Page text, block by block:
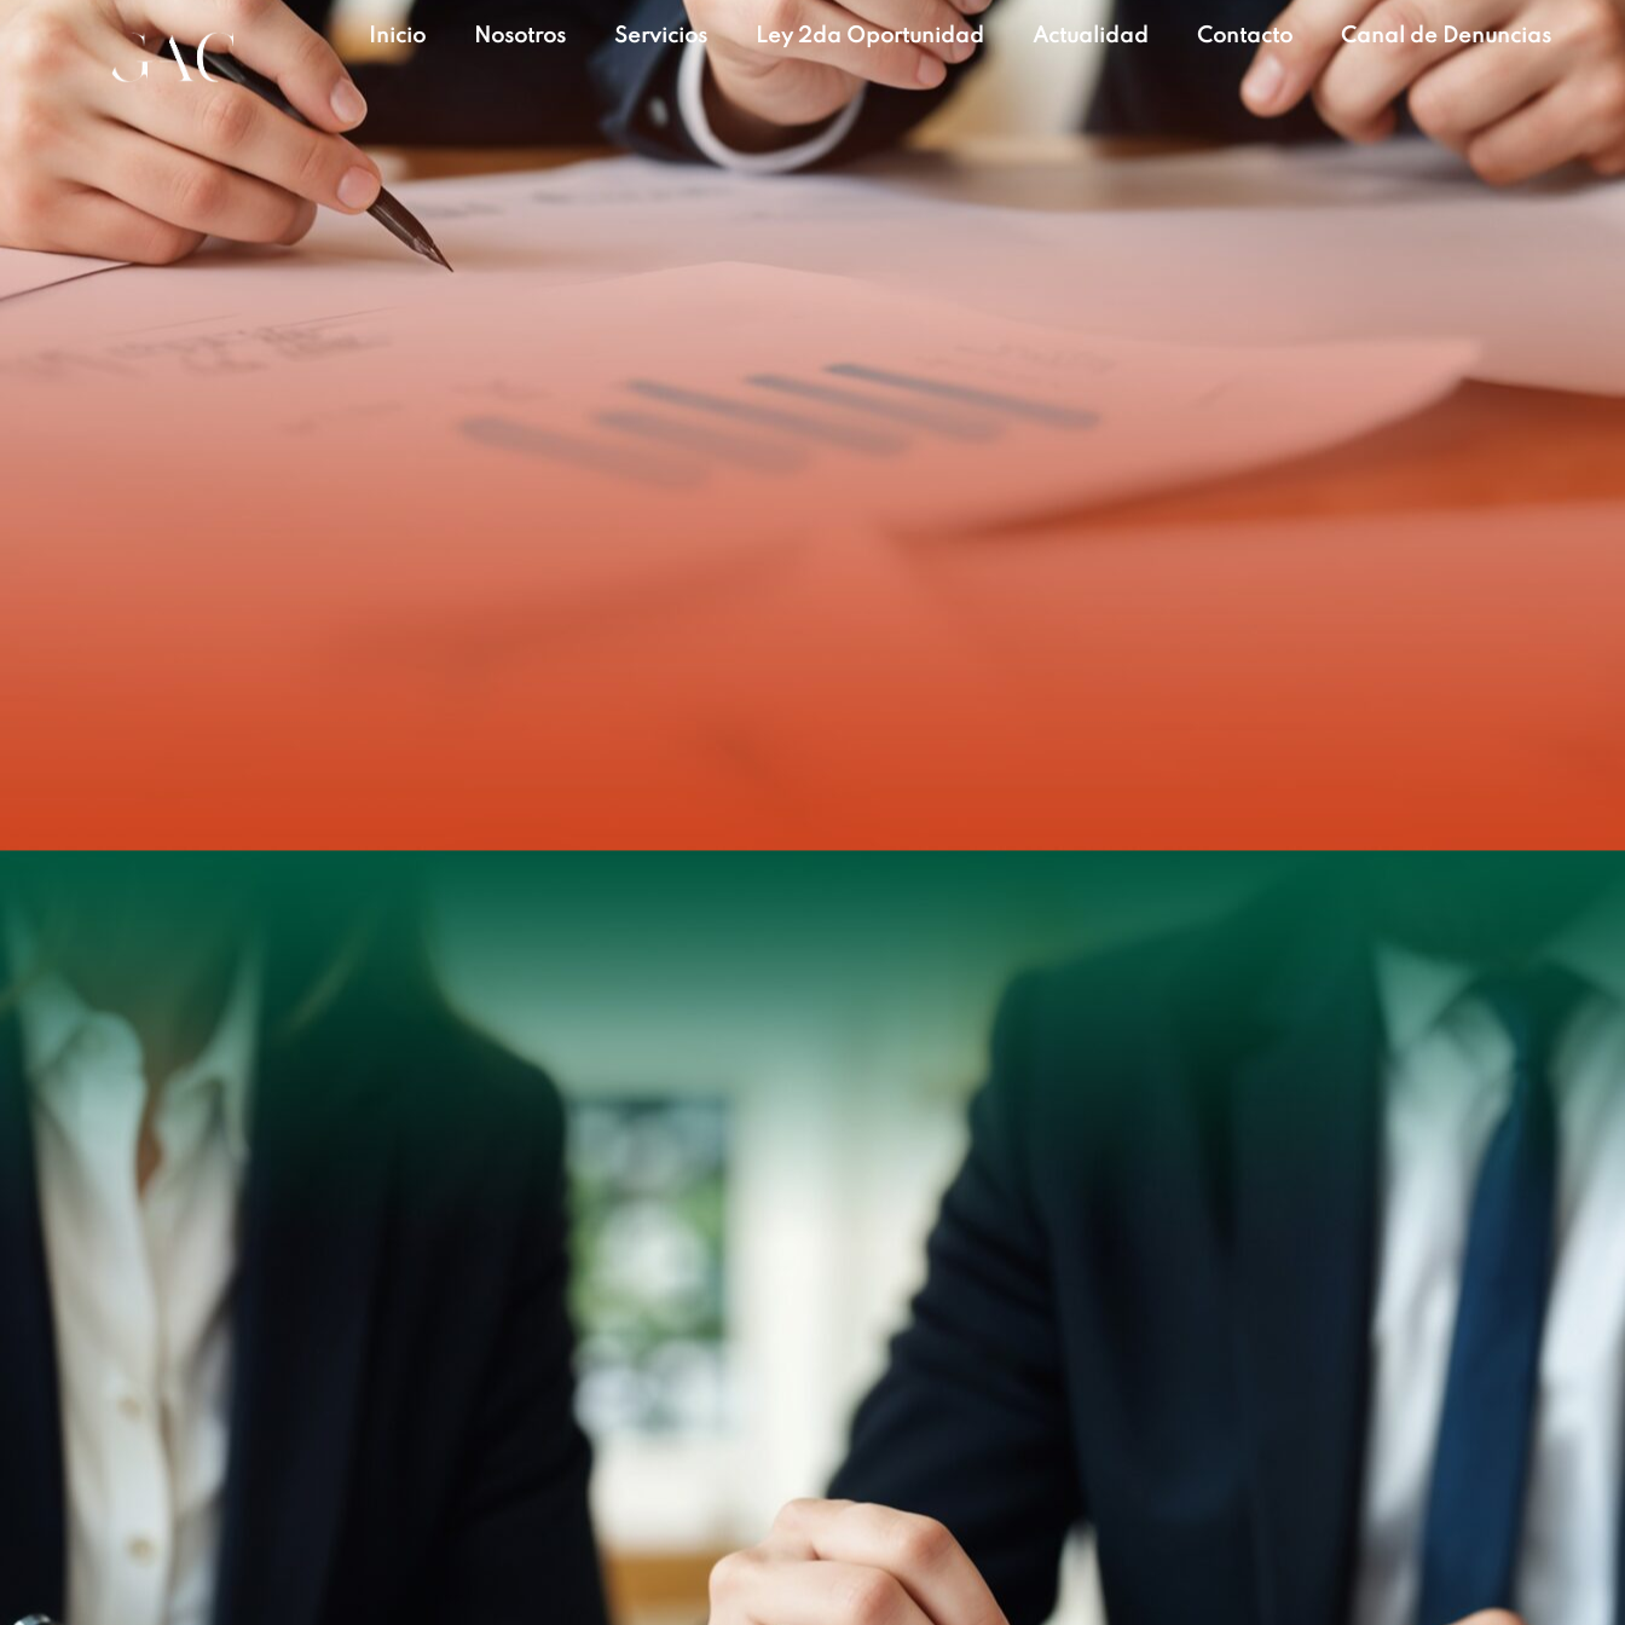
Inicio Nosotros Servicios Ley 2da Oportunidad Actualidad Contacto Canal de Denuncias